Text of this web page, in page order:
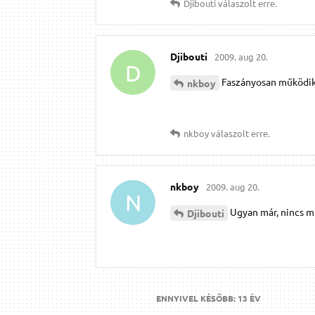
Djiboutiválaszolt erre.
D
Djibouti 2009. aug 20.
nkboy Faszányosan
nkboyválaszolt erre.
N
nkboy 2009. aug 20.
Djibouti Ugyan már, nincs
ENNYIVEL KÉSŐBB:13 ÉV